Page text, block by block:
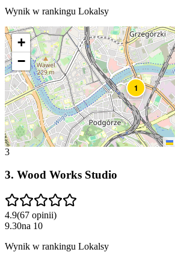
Wynik w rankingu Lokalsy
1
+
−
3
3. Wood Works Studio
4.9(67 opinii)
9.30na 10
Wynik w rankingu Lokalsy